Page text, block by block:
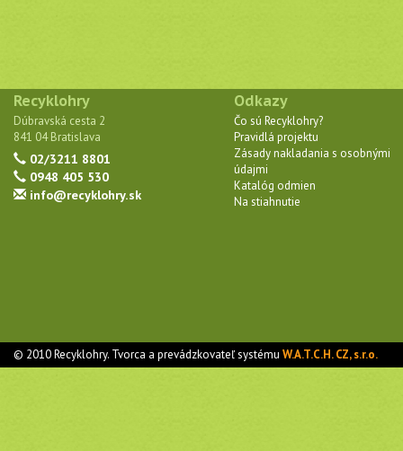
Recyklohry
Dúbravská cesta 2
841 04 Bratislava
02/3211 8801
0948 405 530
info@recyklohry.sk
Odkazy
Čo sú Recyklohry?
Pravidlá projektu
Zásady nakladania s osobnými
údajmi
Katalóg odmien
Na stiahnutie
© 2010 Recyklohry. Tvorca a prevádzkovateľ systémuW.A.T.C.H. CZ, s.r.o.